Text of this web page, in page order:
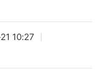
10:27